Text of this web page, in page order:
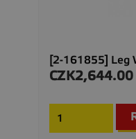
[2-161855] Leg
Price
CZK2,644.00